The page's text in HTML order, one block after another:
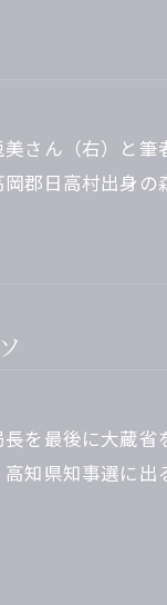
さん（右）と
郡日高村出身
を最後に大蔵省
知県知事選に